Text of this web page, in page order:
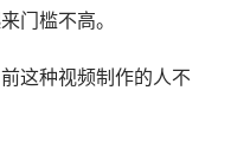
门槛不高。
这种视频制作的人不